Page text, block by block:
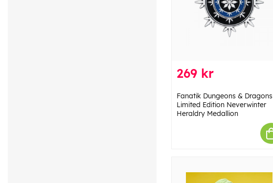
269 kr
Fanatik Dungeons & Dragons
Limited Edition Neverwinter
Heraldry Medallion